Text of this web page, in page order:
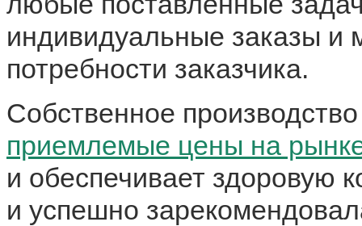
индивидуальные заказы и
потребности заказчика.
Собственное
приемлемые цены на
и обеспечивает здоровую
и успешно